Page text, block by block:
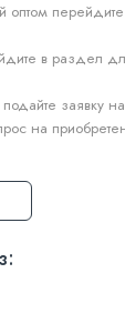
оптом
в раздел
заявку на
на